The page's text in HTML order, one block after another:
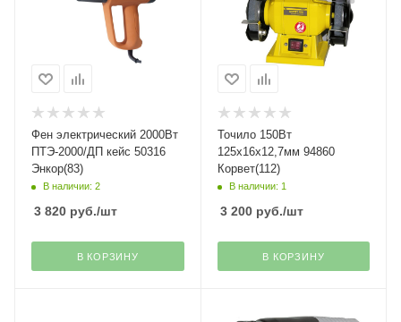
Фен электрический 2000Вт
ПТЭ-2000/ДП кейс 50316
Энкор(83)
В наличии: 2
3 820 руб./шт
В КОРЗИНУ
Точило 150Вт
125х16х12,7мм 94860
Корвет(112)
В наличии: 1
3 200руб./шт
В КОРЗИНУ